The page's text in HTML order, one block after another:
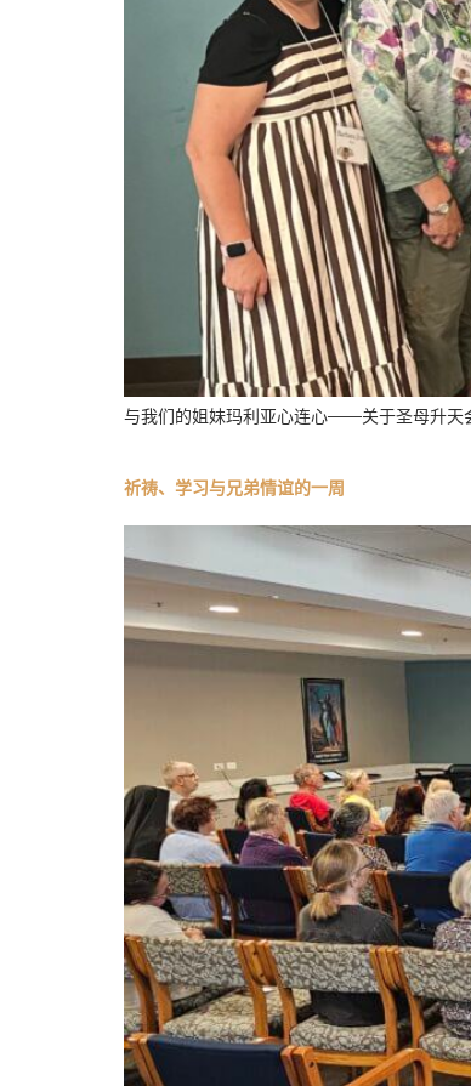
与我们的姐妹玛利亚心连心——关于圣母升天
祈祷、学习与兄弟情谊的一周